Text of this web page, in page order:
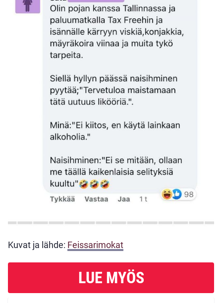
Kuvat ja lähde: Feissarimokat
LUE MYÖS